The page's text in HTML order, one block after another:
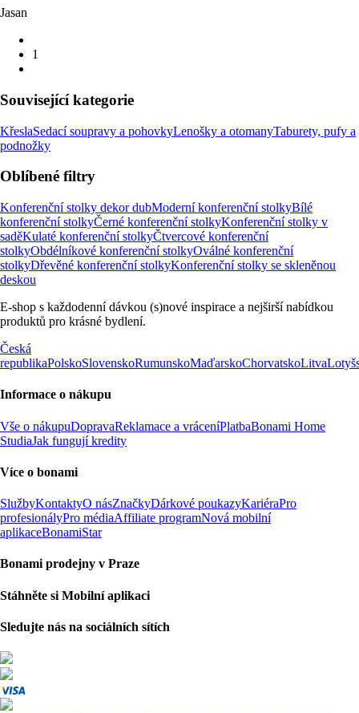
Jasan
1
Související kategorie
KřeslaSedací soupravy a pohovkyLenošky a otomanyTaburety, pufy a
podnožky
Oblíbené filtry
Konferenční stolky dekor dubModerní konferenční stolkyBílé
konferenční stolkyČerné konferenční stolkyKonferenční stolky v
saděKulaté konferenční stolkyČtvercové konferenční
stolkyObdélníkové konferenční stolkyOválné konferenční
stolkyDřevěné konferenční stolkyKonferenční stolky se skleněnou
deskou
E-shop s každodenní dávkou (s)nové inspirace a nejširší nabídkou
produktů pro krásné bydlení.
Česká
republikaPolskoSlovenskoRumunskoMaďarskoChorvatskoLitva
Informace o nákupu
Vše o nákupuDopravaReklamace a vráceníPlatbaBonami Home
StudiaJak fungují kredity
Více o bonami
SlužbyKontaktyO násZnačkyDárkové poukazyKariéraPro
profesionályPro médiaAffiliate programNová mobilní
aplikaceBonamiStar
Bonami prodejny v Praze
Stáhněte si Mobilní aplikaci
Sledujte nás na sociálních sítích